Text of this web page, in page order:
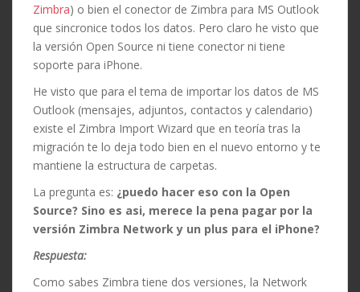
Zimbra) o bien el conector de Zimbra para MS Outlook
que sincronice todos los datos. Pero claro he visto que
la versión Open Source ni tiene conector ni tiene
soporte para iPhone.
He visto que para el tema de importar los datos de MS
Outlook (mensajes, adjuntos, contactos y calendario)
existe el Zimbra Import Wizard que en teoría tras la
migración te lo deja todo bien en el nuevo entorno y te
mantiene la estructura de carpetas.
La pregunta es: ¿puedo hacer eso con la Open
Source? Sino es asi, merece la pena pagar por la
versión Zimbra Network y un plus para el iPhone?
Respuesta:
Como sabes Zimbra tiene dos versiones, la Network